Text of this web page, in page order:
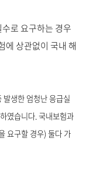
로 요구하는 경우
에 상관없이 국내 해
발생한 엄청난 응급실
였습니다.국내보험과
요구할 경우) 둘다 가